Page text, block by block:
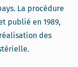
La procédure
publié en 1989,
des